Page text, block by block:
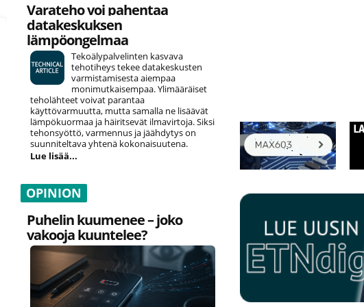
Varateho voi pahentaa
datakeskuksen
lämpöongelmaa
Tekoälypalvelinten kasvava
tehotiheys tekee datakeskusten
varmistamisesta aiempaa
monimutkaisempaa. Ylimääräiset
teholähteet voivat parantaa
käyttövarmuutta, mutta samalla ne lisäävät
lämpökuormaa ja häiritsevät ilmavirtoja. Siksi
tehonsyöttö, varmennus ja jäähdytys on
suunniteltava yhtenä kokonaisuutena.
Lue lisää...
OPINION
Puhelin kuumenee – joko
vakooja kuuntelee?